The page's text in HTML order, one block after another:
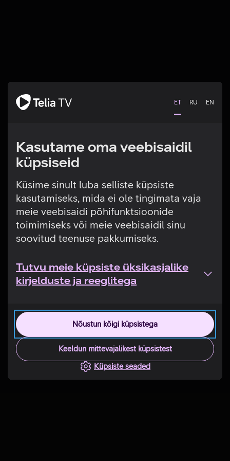
ET RU EN
Kasutame oma veebisaidil
küpsiseid
Küsime sinult luba selliste küpsiste
kasutamiseks, mida ei ole tingimata vaja
meie veebisaidi põhifunktsioonide
toimimiseks või meie veebisaidil sinu
soovitud teenuse pakkumiseks.
Tutvu meie küpsiste üksikasjalike
kirjelduste ja reeglitega
Nõustun kõigi küpsistega
Keeldun mittevajalikest küpsistest
Küpsiste seaded
Tehniline viga